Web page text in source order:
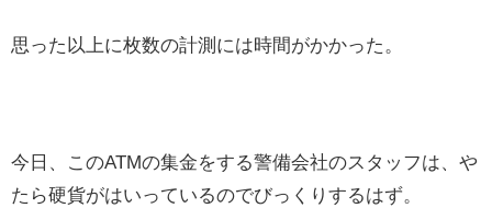
思った以上に枚数の計測には時間がかかった。
今日、このATMの集金をする警備会社のスタッフは、や
たら硬貨がはいっているのでびっくりするはず。